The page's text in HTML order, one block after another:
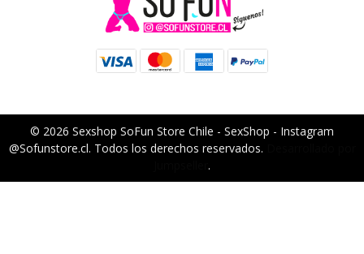
© 2026 Sexshop SoFun Store Chile - SexShop - Instagram
@Sofunstore.cl. Todos los derechos reservados.
.